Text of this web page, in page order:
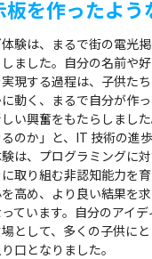
を作ったよう
験は、まるで街の電光
ました。自分の名前や
現する過程は、子供た
動く、まるで自分が作
い興奮をもたらしまし
のか」と、IT 技術の進
は、プログラミングに対
取り組む非認知能力を育
高め、より良い結果を
ています。自分のアイ
として、多くの子供に
口となりました。